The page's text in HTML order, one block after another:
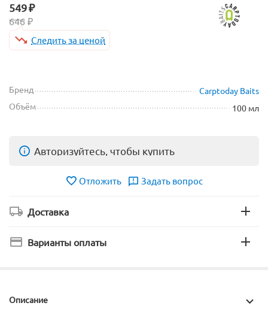
549₽
646 ₽
Следить за ценой
Бренд
Carptoday Baits
Объём
100 мл
Авторизуйтесь, чтобы купить
Отложить Задать вопрос
Доставка
Варианты оплаты
Описание